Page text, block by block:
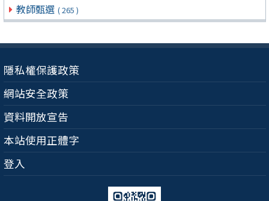
教師甄選 ( 265 )
隱私權保護政策
網站安全政策
資料開放宣告
本站使用正體字
登入